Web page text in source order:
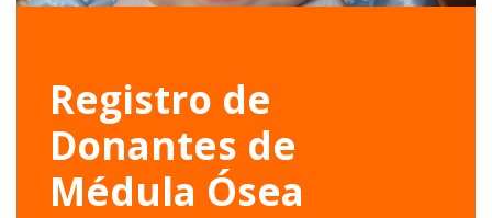
Registro de
Donantes de
Médula Ósea